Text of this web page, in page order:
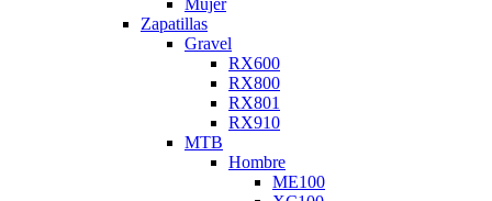
Zapatillas
Gravel
RX600
RX800
RX801
RX910
MTB
Hombre
ME100